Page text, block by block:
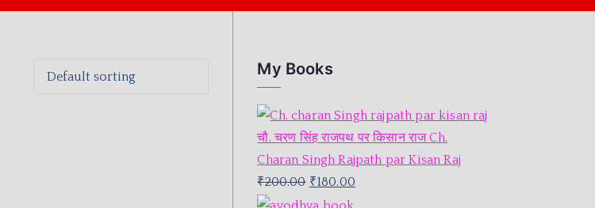
My Books
चौ. चरण सिंह राजपथ पर किसान राज Ch.
Charan Singh Rajpath par Kisan Raj
₹200.00 ₹180.00